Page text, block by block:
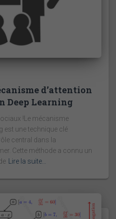
d’attention
Deep Learning
!Le mécanisme
est une technique clé
central dans la
Cette méthode a connu un
Lire la suite…